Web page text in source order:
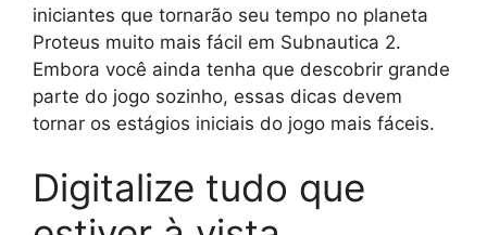
iniciantes que tornarão seu tempo no planeta
Proteus muito mais fácil em Subnautica 2.
Embora você ainda tenha que descobrir grande
parte do jogo sozinho, essas dicas devem
tornar os estágios iniciais do jogo mais fáceis.
Digitalize tudo que